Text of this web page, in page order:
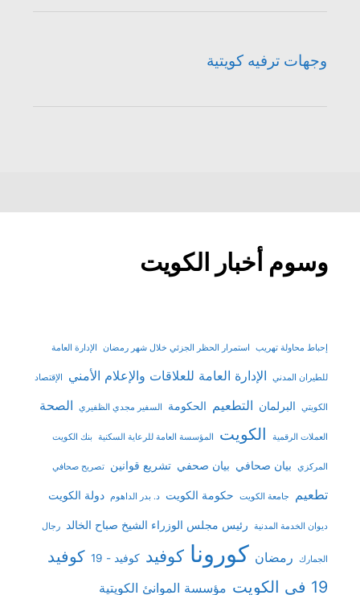
وجهات ترفيه كويتية
وسوم أخبار الكويت
إحباط محاولة تهريب استمرار الحظر الجزئي خلال شهر رمضان الإدارة العامة
للطيران المدني الإدارة العامة للعلاقات والإعلام الأمني الإقتصاد
الكويتي البرلمان التطعيم الحكومة السفير مجدي الظفيري الصحة
العملات الرقمية الكويت المؤسسة العامة للرعاية السكنية بنك الكويت
المركزي بيان صحافي بيان صحفي تشريع قوانين تصريح صحافي
تطعيم جامعة الكويت حكومة الكويت د. بدر الداهوم دولة الكويت
ديوان الخدمة المدنية رئيس مجلس الوزراء الشيخ صباح الخالد رجال
الجمارك رمضان كورونا كوفيد كوفيد - 19
كوفيد
19 في الكويت
مؤسسة الموانئ الكويتية